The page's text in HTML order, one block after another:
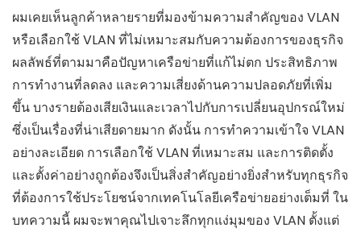
ผมเคยเห็นลูกค้าหลายรายที่มองข้ามความสำคัญของ VLAN
หรือเลือกใช้ VLAN ที่ไม่เหมาะสมกับความต้องการของธุรกิจ
ผลลัพธ์ที่ตามมาคือปัญหาเครือข่ายที่แก้ไม่ตก ประสิทธิภาพ
การทำงานที่ลดลง และความเสี่ยงด้านความปลอดภัยที่เพิ่ม
ขึ้น บางรายต้องเสียเงินและเวลาไปกับการเปลี่ยนอุปกรณ์ใหม่
ซึ่งเป็นเรื่องที่น่าเสียดายมาก ดังนั้น การทำความเข้าใจ VLAN
อย่างละเอียด การเลือกใช้ VLAN ที่เหมาะสม และการติดตั้ง
และตั้งค่าอย่างถูกต้องจึงเป็นสิ่งสำคัญอย่างยิ่งสำหรับทุกธุรกิจ
ที่ต้องการใช้ประโยชน์จากเทคโนโลยีเครือข่ายอย่างเต็มที่ ใน
บทความนี้ ผมจะพาคุณไปเจาะลึกทุกแง่มุมของ VLAN ตั้งแต่